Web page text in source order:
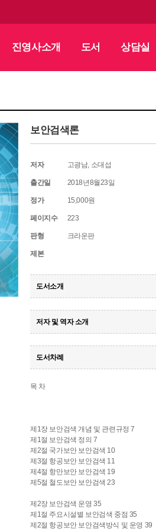
진영사소개 도서 상담실
보안검색론
저자 고광남, 소대섭
출간일 2018년8월23일
정가 15,000원
페이지수 223
판형 크라운판
제본
도서소개
저자 및 역자 소개
도서차례
목 차
제1장 보안검색 개념 및 관련규정 7
제1절 보안검색 정의 7
제2절 국가보안 보안검색 10
제3절 항공보안 보안검색 11
제4절 항만보안 보안검색 19
제5절 철도보안 보안검색 23
제2장 보안검색 운영 35
제1절 주요시설별 보안검색 중점 35
제2절 항공보안 보안검색방식 및 운영 39